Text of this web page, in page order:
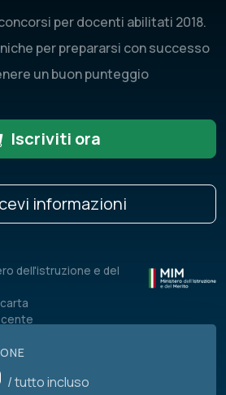
per docenti abilitati 2018.
per prepararsi con successo
un buon punteggio
Iscriviti ora
informazioni
dell'istruzione e del
/ tutto incluso